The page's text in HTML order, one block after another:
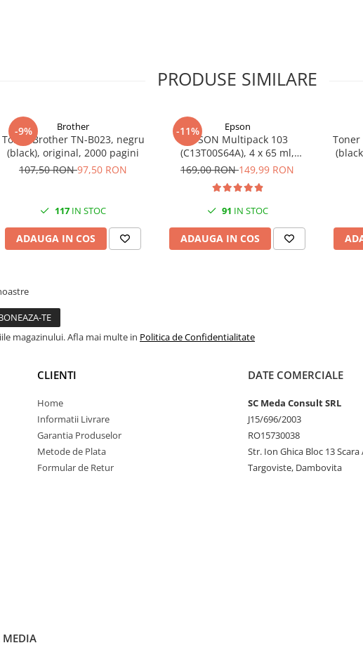
PRODUSE SIMILARE
-9% Brother
Toner Brother TN-B023, negru
(black), original, 2000 pagini
107,50 RON97,50 RON
117 IN STOC
ADAUGA IN COS
-11% Epson
EPSON Multipack 103
(C13T00S64A), 4 x 65 ml,
Black/Cyan/Magenta/Yellow
169,00 RON149,99 RON
91 IN STOC
ADAUGA IN COS
Toner
magazinului. Afla mai multe in Politica de Confidentialitate
CLIENTI
Home
Informatii Livrare
Garantia Produselor
Metode de Plata
Formular de Retur
DATE COMERCIALE
SC Meda Consult SRL
J15/696/2003
RO15730038
Str. Ion Ghica Bloc 13 Scara
Targoviste, Dambovita
MEDIA